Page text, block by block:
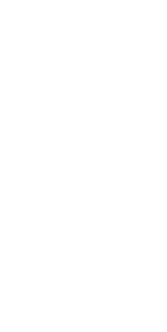
leži u
suočava sa
ovoj
old
a life-